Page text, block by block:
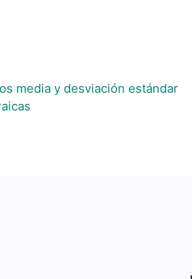
media y desviación estándar